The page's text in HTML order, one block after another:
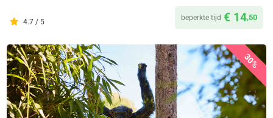
4.7 / 5 beperkte tijd € 14,50
30%